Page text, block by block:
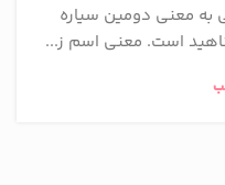
به معنی دومین سیاره
است. معنی اسم ز...